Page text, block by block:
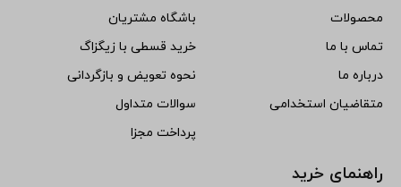
محصولات
تماس با ما
درباره ما
متقاضیان استخدامی
باشگاه مشتریان
خرید قسطی با زیگزاگ
نحوه تعویض و بازگردانی
سوالات متداول
پرداخت مجزا
راهنمای خرید